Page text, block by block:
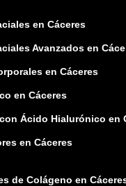
en Cáceres
Avanzados en
en Cáceres
en Cáceres
Ácido Hialurónico en
en Cáceres
de Colágeno en